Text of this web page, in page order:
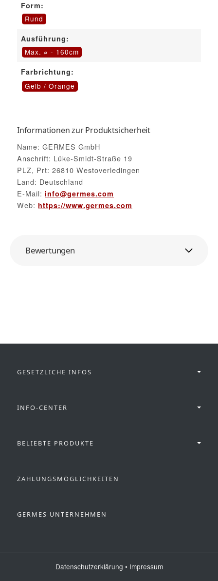
Form:
Rund
Ausführung:
Max. ⌀ - 160cm
Farbrichtung:
Gelb / Orange
Informationen zur Produktsicherheit
Name: GERMES GmbH
Anschrift: Lüke-Smidt-Straße 19
PLZ, Prt: 26810 Westoverledingen
Land: Deutschland
E-Mail: info@germes.com
Web: https://www.germes.com
Bewertungen
GESETZLICHE INFOS
INFO-CENTER
BELIEBTE PRODUKTE
ZAHLUNGSMÖGLICHKEITEN
GERMES UNTERNEHMEN
Datenschutzerklärung • Impressum